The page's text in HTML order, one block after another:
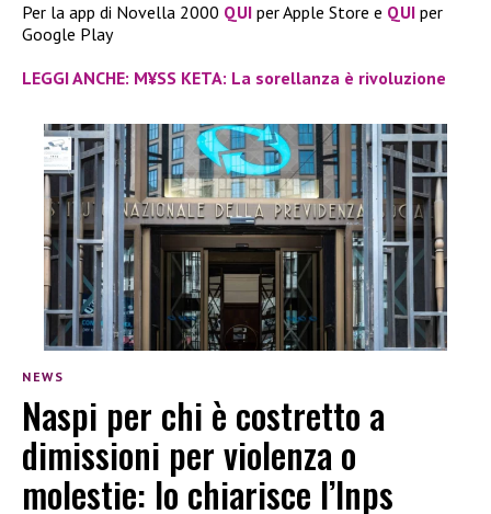
Per la app di Novella 2000 QUI per Apple Store e QUI per
Google Play
LEGGI ANCHE: M¥SS KETA: La sorellanza è rivoluzione
NEWS
Naspi per chi è costretto a
dimissioni per violenza o
molestie: lo chiarisce l’Inps